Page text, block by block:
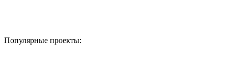
Популярные проекты: